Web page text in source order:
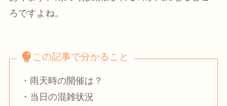
ろですよね。
この記事で分かること
・雨天時の開催は？
・当日の混雑状況